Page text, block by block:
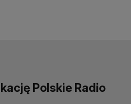
Polskie Radio